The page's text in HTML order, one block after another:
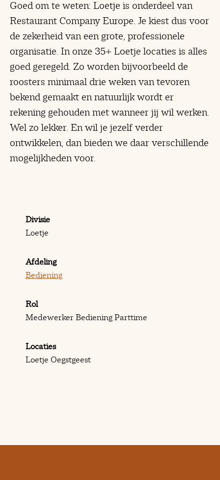
Goed om te weten: Loetje is onderdeel van
Restaurant Company Europe. Je kiest dus voor
de zekerheid van een grote, professionele
organisatie. In onze 35+ Loetje locaties is alles
goed geregeld. Zo worden bijvoorbeeld de
roosters minimaal drie weken van tevoren
bekend gemaakt en natuurlijk wordt er
rekening gehouden met wanneer jij wil werken.
Wel zo lekker. En wil je jezelf verder
ontwikkelen, dan bieden we daar verschillende
mogelijkheden voor.
Divisie
Loetje
Afdeling
Bediening
Rol
Medewerker Bediening Parttime
Locaties
Loetje Oegstgeest